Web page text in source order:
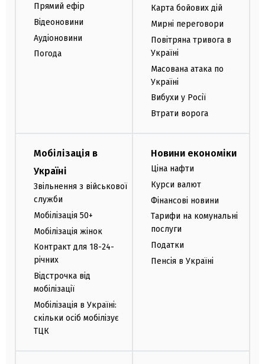
Прямий ефір
Відеоновини
Аудіоновини
Погода
Карта бойових дій
Мирні переговори
Повітряна тривога в
Україні
Масована атака по
Україні
Вибухи у Росії
Втрати ворога
Мобілізація в
Україні
Звільнення з військової
служби
Мобілізація 50+
Мобілізація жінок
Контракт для 18-24-
річних
Відстрочка від
мобілізації
Мобілізація в Україні:
скільки осіб мобілізує
ТЦК
Новини економіки
Ціна нафти
Курси валют
Фінансові новини
Тарифи на комунальні
послуги
Податки
Пенсія в Україні